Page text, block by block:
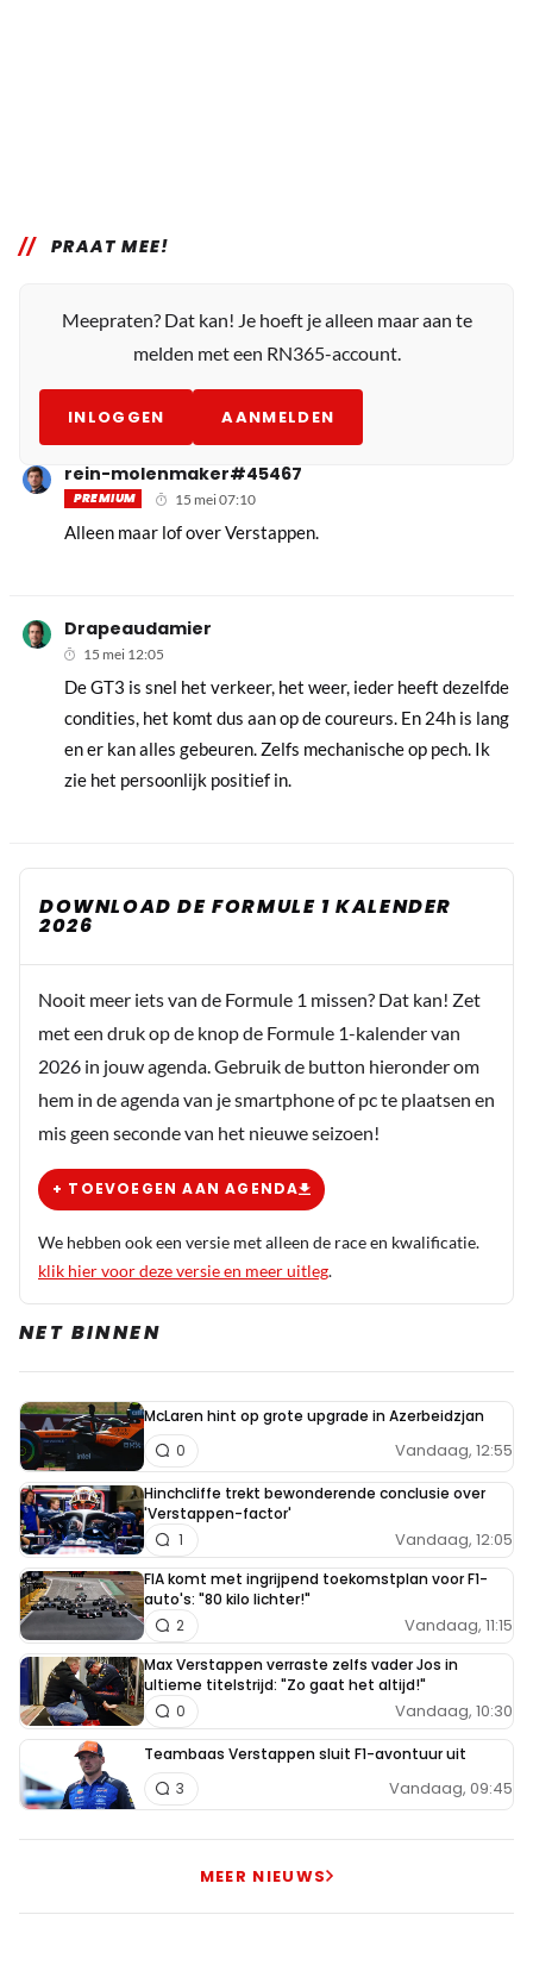
PRAAT MEE!
Meepraten? Dat kan! Je hoeft je alleen maar aan te
melden met een RN365-account.
INLOGGEN AANMELDEN
rein-molenmaker#45467
PREMIUM 15 mei 07:10
Alleen maar lof over Verstappen.
Drapeaudamier
15 mei 12:05
De GT3 is snel het verkeer, het weer, ieder heeft dezelfde
condities, het komt dus aan op de coureurs. En 24h is lang
en er kan alles gebeuren. Zelfs mechanische op pech. Ik
zie het persoonlijk positief in.
DOWNLOAD DE FORMULE 1 KALENDER
2026
Nooit meer iets van de Formule 1 missen? Dat kan! Zet
met een druk op de knop de Formule 1-kalender van
2026 in jouw agenda. Gebruik de button hieronder om
hem in de agenda van je smartphone of pc te plaatsen en
mis geen seconde van het nieuwe seizoen!
+ TOEVOEGEN AAN AGENDA
We hebben ook een versie met alleen de race en kwalificatie.
klik hier voor deze versie en meer uitleg.
NET BINNEN
McLaren hint op grote upgrade in Azerbeidzjan
Vandaag, 12:55
0
Hinchcliffe trekt bewonderende conclusie over
'Verstappen-factor'
Vandaag, 12:05
1
FIA komt met ingrijpend toekomstplan voor F1-
auto's: "80 kilo lichter!"
Vandaag, 11:15
2
Max Verstappen verraste zelfs vader Jos in
ultieme titelstrijd: "Zo gaat het altijd!"
Vandaag, 10:30
0
Teambaas Verstappen sluit F1-avontuur uit
Vandaag, 09:45
3
MEER NIEUWS